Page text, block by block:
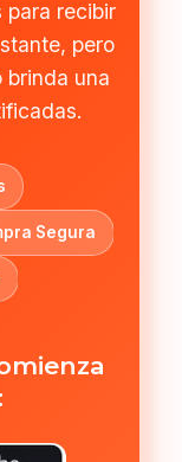
para recibir
pero
brinda una
Segura